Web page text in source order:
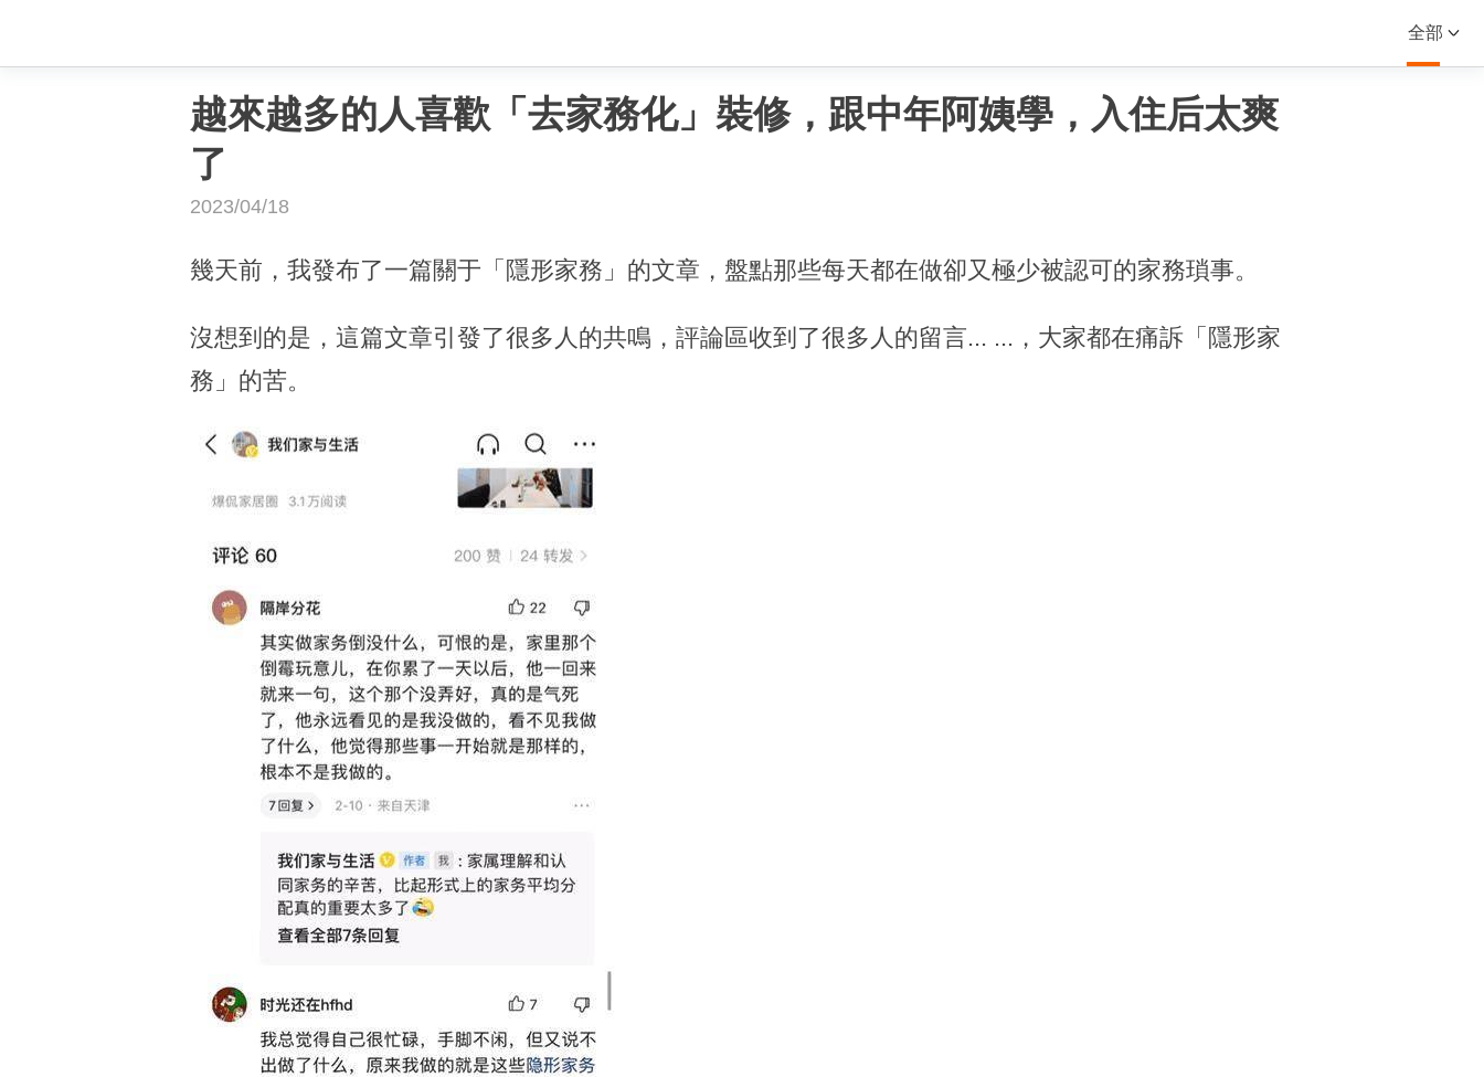
全部
越來越多的人喜歡「去家務化」裝修，跟中年阿姨學，入住后太爽
了
2023/04/18
幾天前，我發布了一篇關于「隱形家務」的文章，盤點那些每天都在做卻又極少被認可的家務瑣事。
沒想到的是，這篇文章引發了很多人的共鳴，評論區收到了很多人的留言... ...，大家都在痛訴「隱形家
務」的苦。